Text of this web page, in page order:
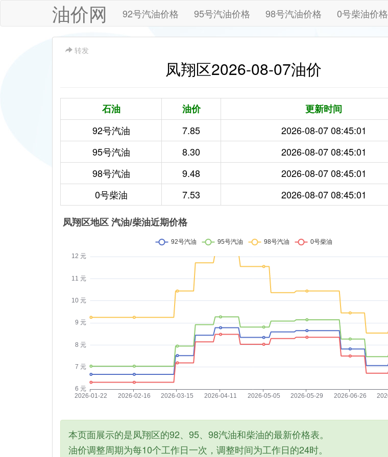
油价网 92号汽油价格 95号汽油价格 98号汽油价格 0号柴油价格
转发
凤翔区2026-08-07油价
石油 油价
更新时间
92号汽油
7.85
2026-08-07 08:45:01
95号汽油
8.30
2026-08-07 08:45:01
98号汽油
9.48
2026-08-07 08:45:01
0号柴油
7.53 2026-08-07 08:45:01
本页面展示的是凤翔区的92、95、98汽油和柴油的最新价格表。
油价调整周期为每10个工作日一次，调整时间为工作日的24时。